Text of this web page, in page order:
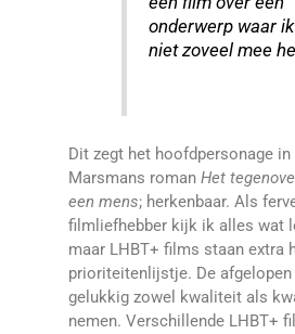
onderwerp waar
niet zoveel mee
Dit zegt het hoofdpersonage in
Marsmans roman Het
een mens; herkenbaar. Als
filmliefhebber kijk ik alles wat
maar LHBT+ films staan extra
prioriteitenlijstje. De
gelukkig zowel kwaliteit als
nemen. Verschillende LHBT+